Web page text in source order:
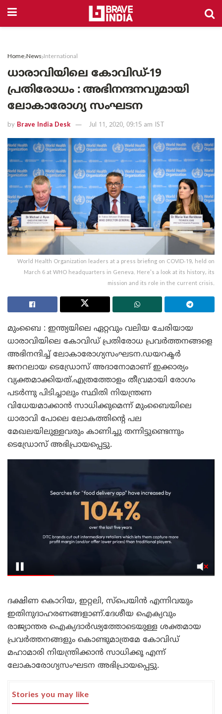
Home News International
ധാരാവിയിലെ കോവിഡ്-19
പ്രതിരോധം : അഭിനന്ദനവുമായി
ലോകാരോഗ്യ സംഘടന
by Brave India Desk Jul 11, 2020, 09:15 am IST
World Health Organization leaders at a press briefing on COVID-19, held on
March 6 at WHO headquarters in Geneva. Here's a look at its history, its
mission and its role in the current crisis.
മുംബൈ : ഇന്ത്യയിലെ ഏറ്റവും വലിയ ചേരിയായ
ധാരാവിയിലെ കോവിഡ് പ്രതിരോധ പ്രവർത്തനങ്ങളെ
അഭിനന്ദിച്ച് ലോകാരോഗ്യസംഘടന.ഡയറക്ടർ
ജനറലായ ടെഡ്രോസ് അദാനോമാണ് ഇക്കാര്യം
വ്യക്തമാക്കിയത്.എത്രത്തോളം തീവ്രമായി രോഗം
പടർന്നു പിടിച്ചാലും സ്ഥിതി നിയന്ത്രണ
വിധേയമാക്കാൻ സാധിക്കുമെന്ന് മുംബൈയിലെ
ധാരാവി പോലെ ലോകത്തിന്റെ പല
മേഖലയിലുള്ളവരും കാണിച്ചു തന്നിട്ടുണ്ടെന്നും
ടെഡ്രോസ് അഭിപ്രായപ്പെട്ടു.
ദക്ഷിണ കൊറിയ, ഇറ്റലി, സ്പെയിൻ എന്നിവയും
ഇതിനുദാഹരണങ്ങളാണ്.ദേശീയ ഐക്യവും
രാജ്യാന്തര ഐക്യദാർഢ്യത്തോടെയുള്ള ശക്തമായ
പ്രവർത്തനങ്ങളും കൊണ്ടുമാത്രമേ കോവിഡ്
മഹാമാരി നിയന്ത്രിക്കാൻ സാധിക്കൂ എന്ന്
ലോകാരോഗ്യസംഘടന അഭിപ്രായപ്പെട്ടു.
Stories you may like